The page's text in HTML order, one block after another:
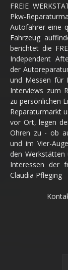
FREIE
Pkw-
Autofahrer eine
Fahrzeug
berichtet die
Independent
der
und Messen für
Interviews zum
zu persönlichen
Reparaturmarkt
vor Ort, legen
Ohren zu - ob
und im Vier-
den
Interessen der
Claudia Pfleging